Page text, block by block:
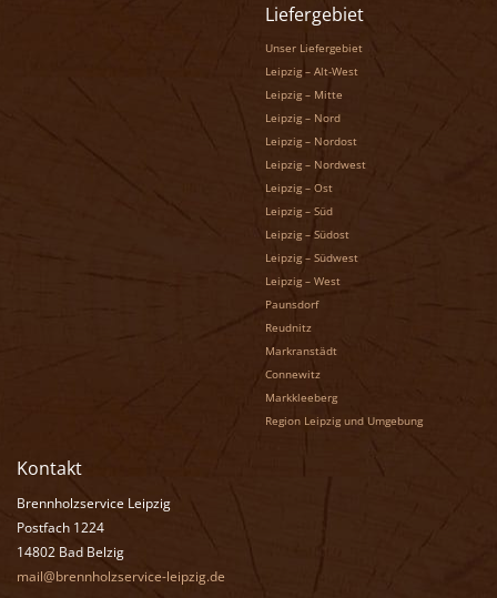
Liefergebiet
Unser Liefergebiet
Leipzig – Alt-West
Leipzig – Mitte
Leipzig – Nord
Leipzig – Nordost
Leipzig – Nordwest
Leipzig – Ost
Leipzig – Süd
Leipzig – Südost
Leipzig – Südwest
Leipzig – West
Paunsdorf
Reudnitz
Markranstädt
Connewitz
Markkleeberg
Region Leipzig und Umgebung
Kontakt
Brennholzservice Leipzig
Postfach 1224
14802 Bad Belzig
mail@brennholzservice-leipzig.de